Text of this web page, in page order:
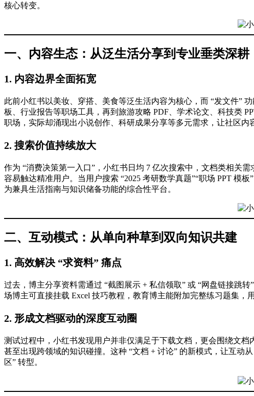
核心转变。
一、内容生态：从泛生活分享到专业垂类深耕
1. 内容边界全面拓宽
此前小红书以美妆、穿搭、美食等泛生活内容为核心，而 “发文件”
板、行业报告等职场工具，再到旅游攻略 PDF、学术论文、科技类
职场，实际却涌现出小说创作、科研成果分享等多元需求，让社区内
2. 搜索价值持续放大
作为 “消费决策第一入口”，小红书日均 7 亿次搜索中，文档类相关
容易触达精准用户。当用户搜索 “2025 考研数学真题”“职场 PPT 模
为兼具生活指南与知识储备功能的综合性平台。
二、互动模式：从单向种草到双向知识共建
1. 高效解决 “求资料” 痛点
过去，博主分享资料需通过 “截图展示 + 私信领取” 或 “网盘链接跳
场博主可直接挂载 Excel 技巧教程，教育博主能附加完整练习题集，
2. 形成文档驱动的深度互动圈
测试过程中，小红书发现用户并非仅满足于下载文档，更会围绕文
甚至出现跨领域的知识碰撞。这种 “文档 + 讨论” 的新模式，让互动
区” 转型。